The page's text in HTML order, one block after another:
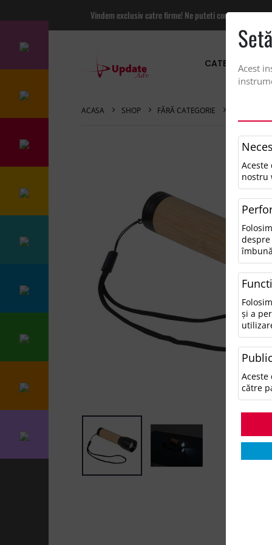
Vindem exclusiv catre firme! Ne puteti contacta
CATEGORII
ACASA SHOP FĂRĂ CATEGORIE
Acest
nostru
și a
către